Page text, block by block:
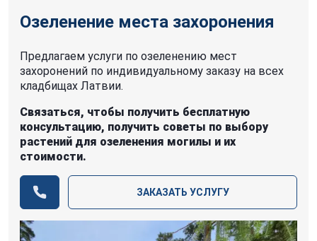
Озеленение места захоронения
Предлагаем услуги по озеленению мест
захоронений по индивидуальному заказу на всех
кладбищах Латвии.
Связаться, чтобы получить бесплатную
консультацию, получить советы по выбору
растений для озеленения могилы и их
стоимости.
ЗАКАЗАТЬ УСЛУГУ